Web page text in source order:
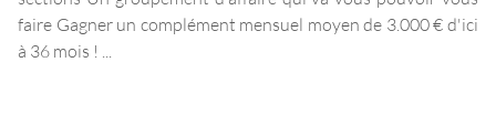
faire Gagner un complément mensuel moyen de 3.000 € d'ici
à 36 mois ! ...